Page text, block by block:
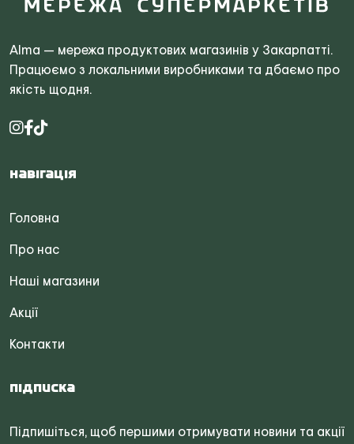
Alma — мережа продуктових магазинів у Закарпатті.
Працюємо з локальними виробниками та дбаємо про
якість щодня.
Навігація
Головна
Про нас
Наші магазини
Акції
Контакти
Підписка
Підпишіться, щоб першими отримувати новини та акції